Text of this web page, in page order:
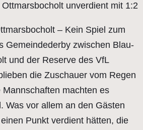
unverdient mit 1:2
– Kein Spiel zum
Gemeindederby zwischen Blau-
und der Reserve des VfL
die Zuschauer vom Regen
machten es
Was vor allem an den Gästen
Punkt verdient hätten, die